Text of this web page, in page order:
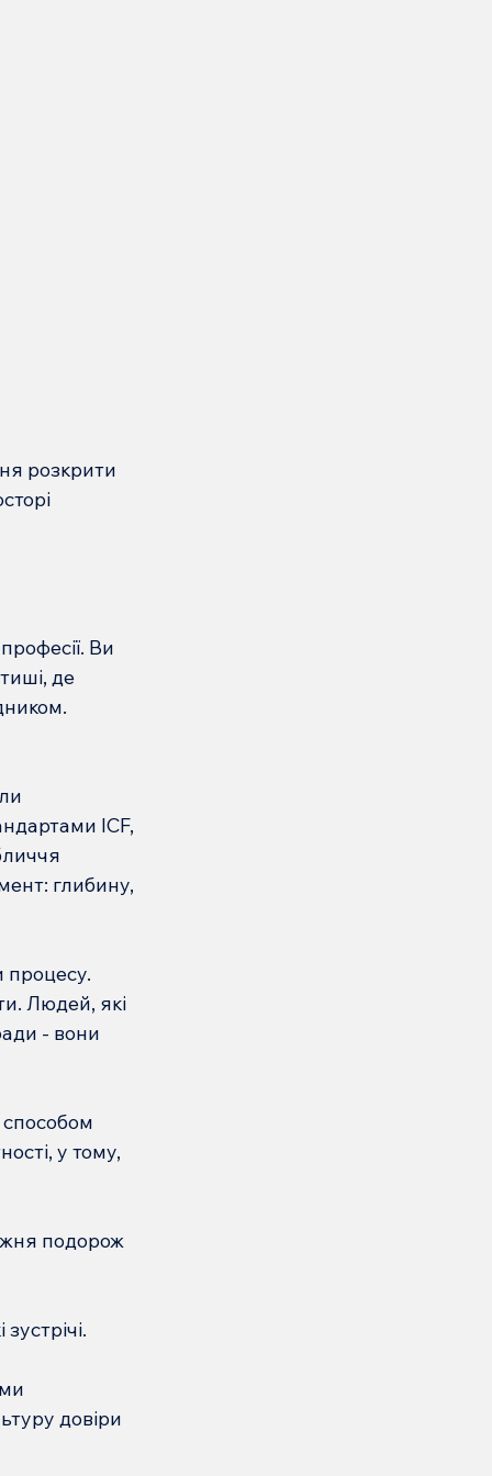
розкрити
Ви
де
ICF,
глибину,
процесу.
Людей, які
- вони
у тому,
подорож
довіри